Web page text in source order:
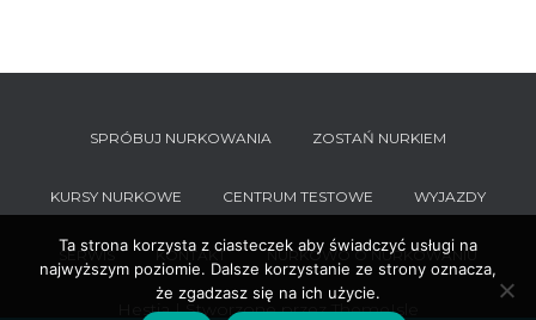
SPRÓBUJ NURKOWANIA ZOSTAŃ NURKIEM
KURSY NURKOWE CENTRUM TESTOWE WYJAZDY
SERWIS KONTAKT NURKOWO O NURKOWANIU
Hestia | Stworzone przezThemeIsle
Ta strona korzysta z ciasteczek aby świadczyć usługi na
najwyższym poziomie. Dalsze korzystanie ze strony oznacza,
że zgadzasz się na ich użycie.